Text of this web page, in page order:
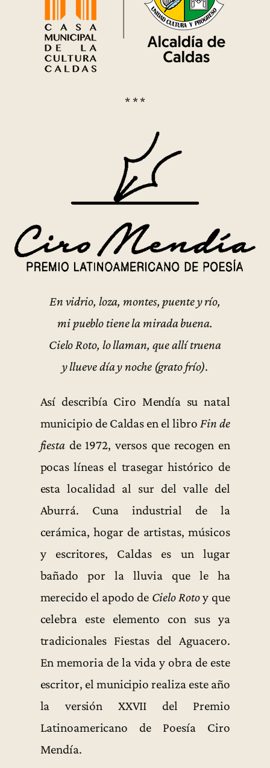
* * *
En vidrio, loza, montes, puente y río,
mi pueblo tiene la mirada buena.
Cielo Roto, lo llaman, que allí truena
y llueve día y noche (grato frío).
Así describía Ciro Mendía su natal
municipio de Caldas en el libro Fin de
fiestade 1972, versos que recogen en
pocas líneas el trasegar histórico de
esta localidad al sur del valle del
Aburrá. Cuna industrial de la
cerámica, hogar de artistas, músicos
y escritores, Caldas es un lugar
bañado por la lluvia que le ha
merecido el apodo de Cielo Rotoy que
celebra este elemento con sus ya
tradicionales Fiestas del Aguacero.
En memoria de la vida y obra de este
escritor, el municipio realiza este año
la versión XXVII del Premio
Latinoamericano de Poesía Ciro
Mendía.